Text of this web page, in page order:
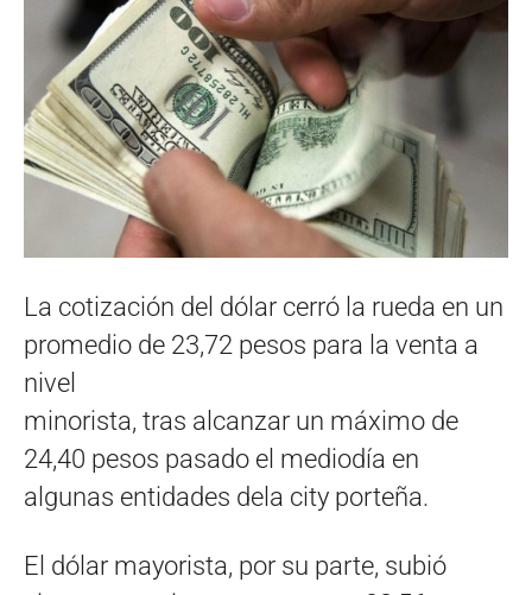
La cotización del dólar cerró la rueda en un
promedio de 23,72 pesos para la venta a
nivel
minorista, tras alcanzar un máximo de
24,40 pesos pasado el mediodía en
algunas entidades dela city porteña.
El dólar mayorista, por su parte, subió